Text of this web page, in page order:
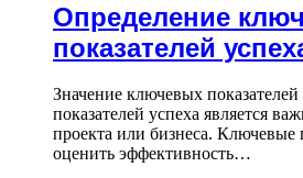
Определение
показателей
Значение ключевых
показателей успеха является
проекта или бизнеса. Ключевые
оценить эффективность…